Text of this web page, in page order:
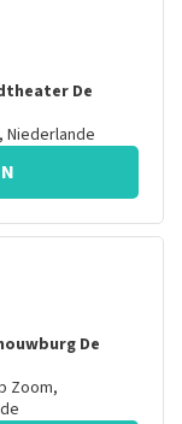
De
Niederlande
De
Zoom,